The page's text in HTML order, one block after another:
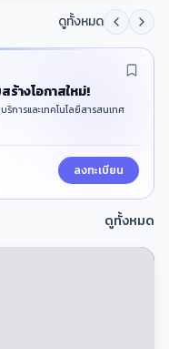
ดูทั้งหมด
ร้างโอกาสใหม่!
การและเทคโนโลยีสารสนเทศ
ลงทะเบียน
ดูทั้งหมด